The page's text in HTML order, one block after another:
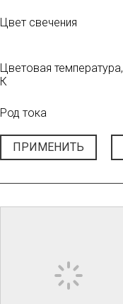
Цвет свечения
Цветовая температура,
К
Род тока
ПРИМЕНИТЬ